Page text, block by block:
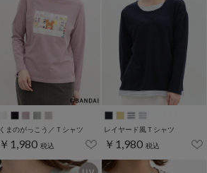
くまのがっこう／Ｔシャツ
￥1,980 税込
レイヤード風Ｔシャツ
￥1,980 税込